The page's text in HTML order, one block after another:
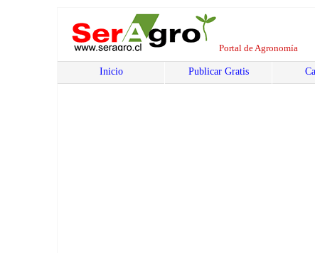
Portal de Agronomía
Inicio Publicar Gratis